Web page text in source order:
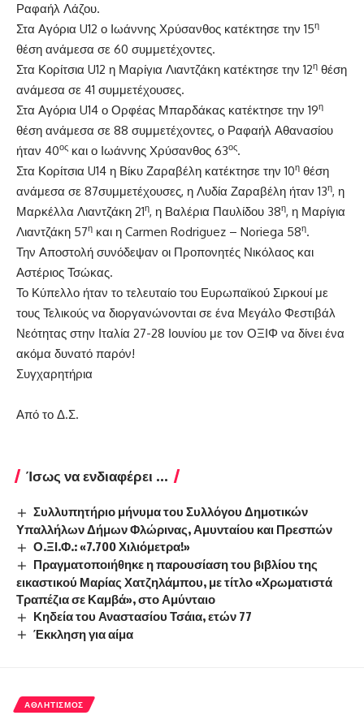
Ραφαήλ Λάζου.
Στα Αγόρια U12 ο Ιωάννης Χρύσανθος κατέκτησε την 15η
θέση ανάμεσα σε 60 συμμετέχοντες.
Στα Κορίτσια U12 η Μαρίγια Λιαντζάκη κατέκτησε την 12η θέση
ανάμεσα σε 41 συμμετέχουσες.
Στα Αγόρια U14 ο Ορφέας Μπαρδάκας κατέκτησε την 19η
θέση ανάμεσα σε 88 συμμετέχοντες, ο Ραφαήλ Αθανασίου
ήταν 40ος και ο Ιωάννης Χρύσανθος 63ος.
Στα Κορίτσια U14 η Βίκυ Ζαραβέλη κατέκτησε την 10η θέση
ανάμεσα σε 87συμμετέχουσες, η Λυδία Ζαραβέλη ήταν 13η, η
Μαρκέλλα Λιαντζάκη 21η, η Βαλέρια Παυλίδου 38η, η Μαρίγια
Λιαντζάκη 57η και η Carmen Rodriguez – Noriega 58η.
Την Αποστολή συνόδεψαν οι Προπονητές Νικόλαος και
Αστέριος Τσώκας.
Το Κύπελλο ήταν το τελευταίο του Ευρωπαϊκού Σιρκουί με
τους Τελικούς να διοργανώνονται σε ένα Μεγάλο Φεστιβάλ
Νεότητας στην Ιταλία 27-28 Ιουνίου με τον ΟΞΙΦ να δίνει ένα
ακόμα δυνατό παρόν!
Συγχαρητήρια
Από το Δ.Σ.
Ίσως να ενδιαφέρει ...
Συλλυπητήριο μήνυμα του Συλλόγου Δημοτικών
Υπαλλήλων Δήμων Φλώρινας, Αμυνταίου και Πρεσπών
Ο.ΞΙ.Φ.: «7.700 Χιλιόμετρα!»
Πραγματοποιήθηκε η παρουσίαση του βιβλίου της
εικαστικού Μαρίας Χατζηλάμπου, με τίτλο «Χρωματιστά
Τραπέζια σε Καμβά», στο Αμύνταιο
Κηδεία του Αναστασίου Τσάια, ετών 77
Έκκληση για αίμα
ΑΘΛΗΤΙΣΜΌΣ